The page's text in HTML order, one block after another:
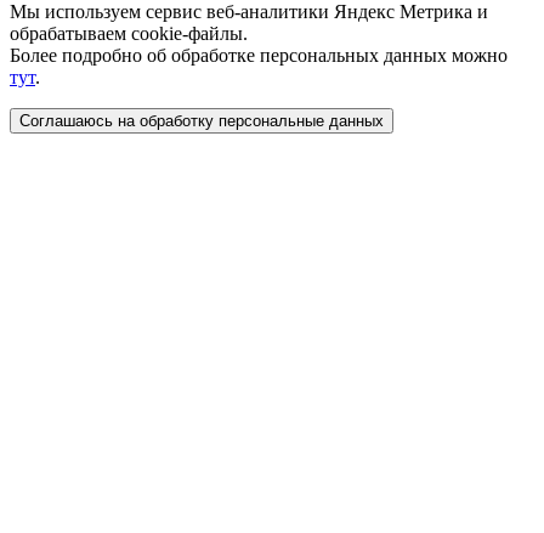
Мы используем сервис веб-аналитики Яндекс Метрика и
обрабатываем cookie-файлы.
Более подробно об обработке персональных данных можно
тут.
Соглашаюсь на обработку персональные данных